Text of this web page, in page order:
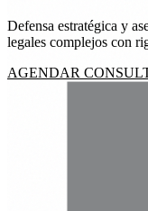
Defensa estratégica y
legales complejos con
AGENDAR